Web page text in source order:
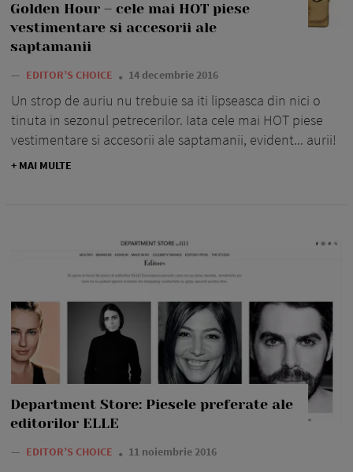
Golden Hour – cele mai HOT piese
vestimentare si accesorii ale
saptamanii
— EDITOR’S CHOICE 14 decembrie 2016
Un strop de auriu nu trebuie sa iti lipseasca din nici o
tinuta in sezonul petrecerilor. Iata cele mai HOT piese
vestimentare si accesorii ale saptamanii, evident... aurii!
+ MAI MULTE
Department Store: Piesele preferate ale
editorilor ELLE
— EDITOR’S CHOICE 11 noiembrie 2016